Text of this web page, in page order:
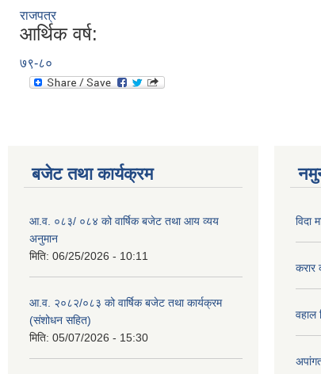
राजपत्र
आर्थिक वर्ष:
७९-८०
बजेट तथा कार्यक्रम
आ.व. ०८३/ ०८४ को वार्षिक बजेट तथा आय व्यय
अनुमान
मिति: 06/25/2026 - 10:11
आ.व. २०८२/०८३ को वार्षिक बजेट तथा कार्यक्रम
(संशोधन सहित)
मिति: 05/07/2026 - 15:30
विदा
करार
वहाल